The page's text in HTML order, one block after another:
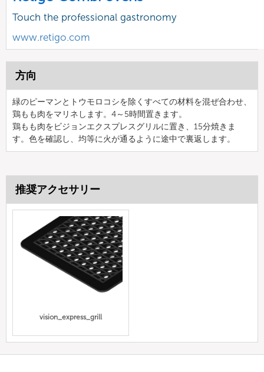
Touch the professional gastronomy
www.retigo.com
方向
緑のピーマンとトウモロコシを除くすべての材料を混ぜ合わせ、
鶏もも肉をマリネします。4～5時間置きます。
鶏もも肉をビジョンエクスプレスグリルに置き、15分焼きま
す。色を確認し、均等に火が通るように途中で裏返します。
推奨アクセサリー
vision_express_grill